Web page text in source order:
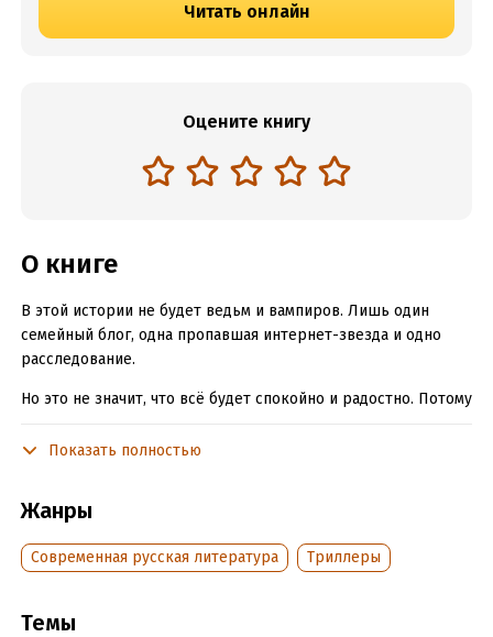
Читать онлайн
Оцените книгу
О книге
В этой истории не будет ведьм и вампиров. Лишь один
семейный блог, одна пропавшая интернет-звезда и одно
расследование.
Но это не значит, что всё будет спокойно и радостно. Потому
нами по одним улицам и сидят на одних сайтах.
интернете — вас ждёт мой рассказ.
Читать отрывок
Показать полностью
Жанры
Современная русская литература Триллеры
Темы